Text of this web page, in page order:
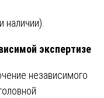
наличии).
экспертизе
независимого